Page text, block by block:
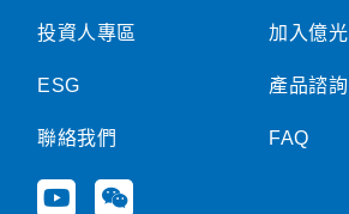
投資人專區
ESG
聯絡我們
Y
W
加入億光
產品諮詢
FAQ